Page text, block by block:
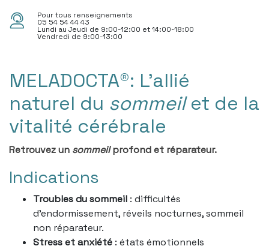
Pour tous renseignements
05 54 54 44 43
Lundi au Jeudi de 9:00-12:00 et 14:00-18:00
Vendredi de 9:00-13:00
MELADOCTA®: L'allié
naturel du sommeilet de la
vitalité cérébrale
Retrouvez un sommeilprofond et réparateur.
Indications
Troubles du sommeil : difficultés
d’endormissement, réveils nocturnes, sommeil
non réparateur.
Stress et anxiété : états émotionnels